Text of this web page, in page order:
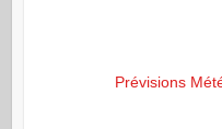
Prévisions